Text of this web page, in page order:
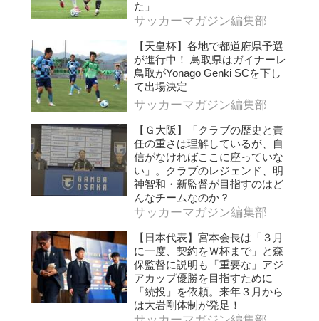
た」
サッカーマガジン編集部
【天皇杯】各地で都道府県予選
が進行中！ 鳥取県はガイナーレ
鳥取がYonago Genki SCを下し
て出場決定
サッカーマガジン編集部
【Ｇ大阪】「クラブの歴史と責
任の重さは理解しているが、自
信がなければここに座っていな
い」。クラブのレジェンド、明
神智和・新監督が目指すのはど
んなチームなのか？
サッカーマガジン編集部
【日本代表】宮本会長は「３月
に一度、契約をＷ杯まで」と森
保監督に説明も「重要な」アジ
アカップ優勝を目指すために
「続投」を依頼。来年３月から
は大岩剛体制が発足！